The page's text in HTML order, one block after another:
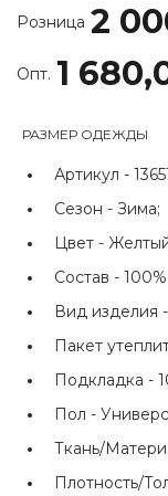
Розница 2
Опт. 1
РАЗМЕР ОДЕЖДЫ
Артикул -
Сезон - Зима;
Цвет -
Состав -
Вид изделия -
Пакет
Подкладка -
Пол -
Ткань/
Плотность/